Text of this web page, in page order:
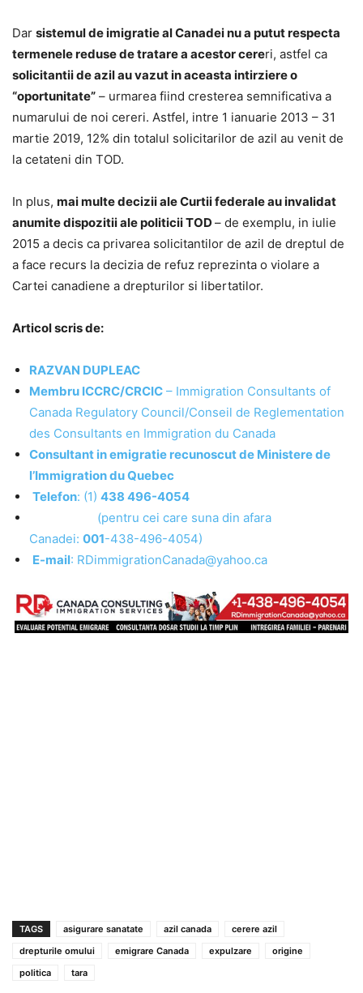
Dar sistemul de imigratie al Canadei nu a putut respecta
termenele reduse de tratare a acestor cereri, astfel ca
solicitantii de azil au vazut in aceasta intirziere o
“oportunitate” – urmarea fiind cresterea semnificativa a
numarului de noi cereri. Astfel, intre 1 ianuarie 2013 – 31
martie 2019, 12% din totalul solicitarilor de azil au venit de
la cetateni din TOD.
In plus, mai multe decizii ale Curtii federale au invalidat
anumite dispozitii ale politicii TOD – de exemplu, in iulie
2015 a decis ca privarea solicitantilor de azil de dreptul de
a face recurs la decizia de refuz reprezinta o violare a
Cartei canadiene a drepturilor si libertatilor.
Articol scris de:
RAZVAN DUPLEAC
Membru ICCRC/CRCIC – Immigration Consultants of
Canada Regulatory Council/Conseil de Reglementation
des Consultants en Immigration du Canada
Consultant in emigratie recunoscut de Ministere de
l’Immigration du Quebec
Telefon: (1) 438 496-4054
(pentru cei care suna din afara
Canadei: 001-438-496-4054)
E-mail: RDimmigrationCanada@yahoo.ca
TAGS asigurare sanatate azil canada
cerere azil
drepturile omului
emigrare Canada expulzare
origine
politica
tara